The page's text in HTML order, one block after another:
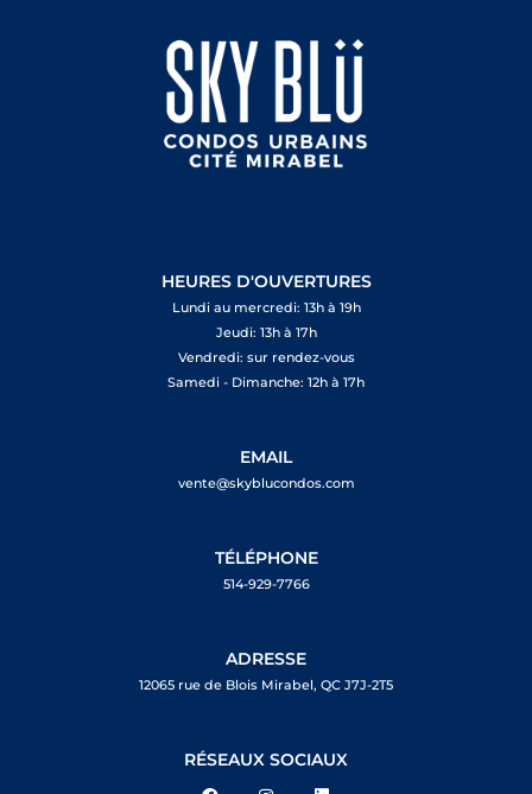
HEURES D'OUVERTURES
Lundi au mercredi: 13h à 19h
Jeudi: 13h à 17h
Vendredi: sur rendez-vous
Samedi - Dimanche: 12h à 17h
EMAIL
vente@skyblucondos.com
TÉLÉPHONE
514-929-7766
ADRESSE
12065 rue de Blois Mirabel, QC J7J-2T5
RÉSEAUX SOCIAUX